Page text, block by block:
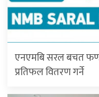
एनएमबि सरल बचत
प्रतिफल वितरण गर्ने